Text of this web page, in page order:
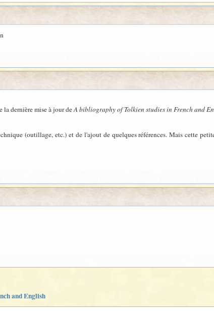
la dernière mise à jour deA bibliography of Tolkien studies in French and
(outillage, etc.) et de l'ajout de quelques références. Mais cette
and English